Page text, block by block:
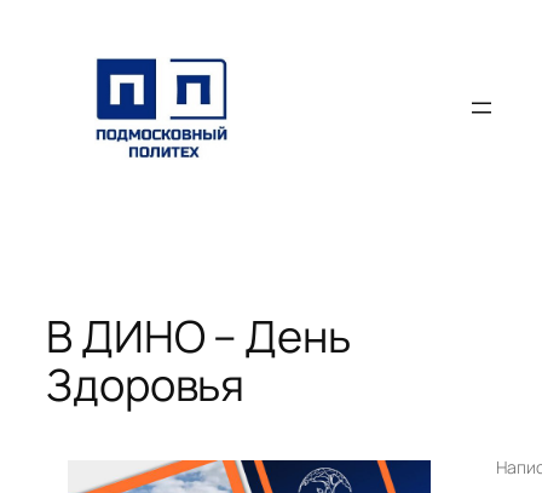
содержимому
В ДИНО – День
Здоровья